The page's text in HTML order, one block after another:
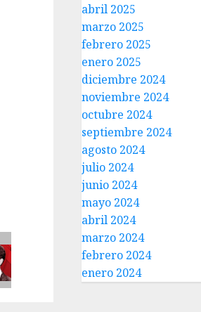
abril 2025
marzo 2025
febrero 2025
enero 2025
diciembre 2024
noviembre 2024
octubre 2024
septiembre 2024
agosto 2024
julio 2024
junio 2024
mayo 2024
abril 2024
marzo 2024
febrero 2024
enero 2024